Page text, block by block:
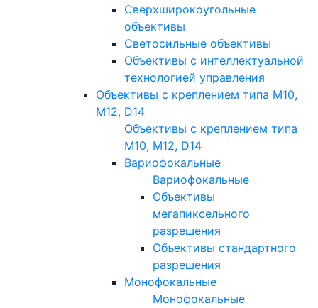
Сверхширокоугольные
объективы
Светосильные объективы
Объективы с интеллектуальной
технологией управления
Объективы с креплением типа M10,
M12, D14
Объективы с креплением типа
M10, M12, D14
Вариофокальные
Вариофокальные
Объективы
мегапиксельного
разрешения
Объективы стандартного
разрешения
Монофокальные
Монофокальные